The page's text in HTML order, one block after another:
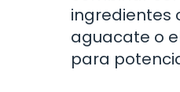
ingredientes
aguacate o
para